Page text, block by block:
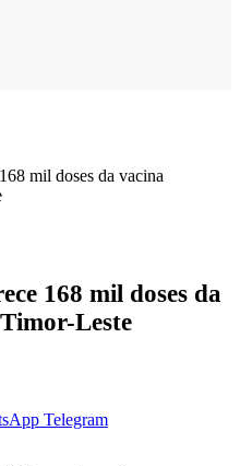
mil doses da vacina
168 mil doses da
Leste
Telegram